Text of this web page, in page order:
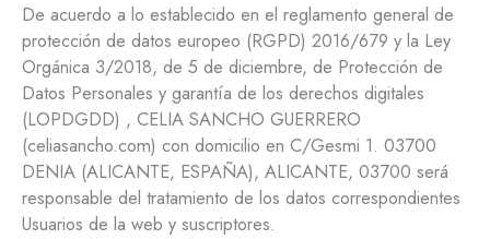
De acuerdo a lo establecido en el reglamento general de
protección de datos europeo (RGPD) 2016/679 y la Ley
Orgánica 3/2018, de 5 de diciembre, de Protección de
Datos Personales y garantía de los derechos digitales
(LOPDGDD) , CELIA SANCHO GUERRERO
(celiasancho.com) con domicilio en C/Gesmi 1. 03700
DENIA (ALICANTE, ESPAÑA), ALICANTE, 03700 será
responsable del tratamiento de los datos correspondientes
Usuarios de la web y suscriptores.